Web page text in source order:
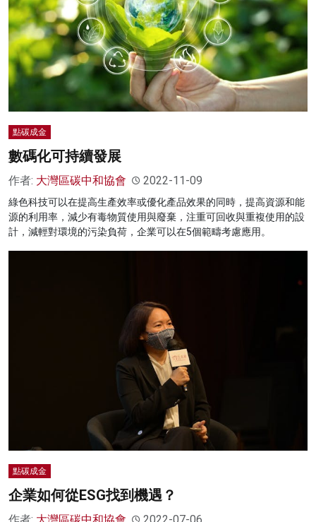
點碳成金
數碼化可持續發展
作者: 大灣區碳中和協會 2022-11-09
綠色科技可以在提高生產效率或優化產品效果的同時，提高資源和能
源的利用率，減少有毒物質使用與廢棄，注重可回收與重複使用的設
計，減輕對環境的污染負荷，企業可以在5個範疇考慮應用。
點碳成金
企業如何從ESG找到機遇？